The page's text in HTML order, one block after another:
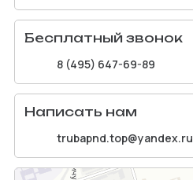
Бесплатный звонок
8 (495) 647-69-89
Написать нам
trubapnd.top@yandex.ru